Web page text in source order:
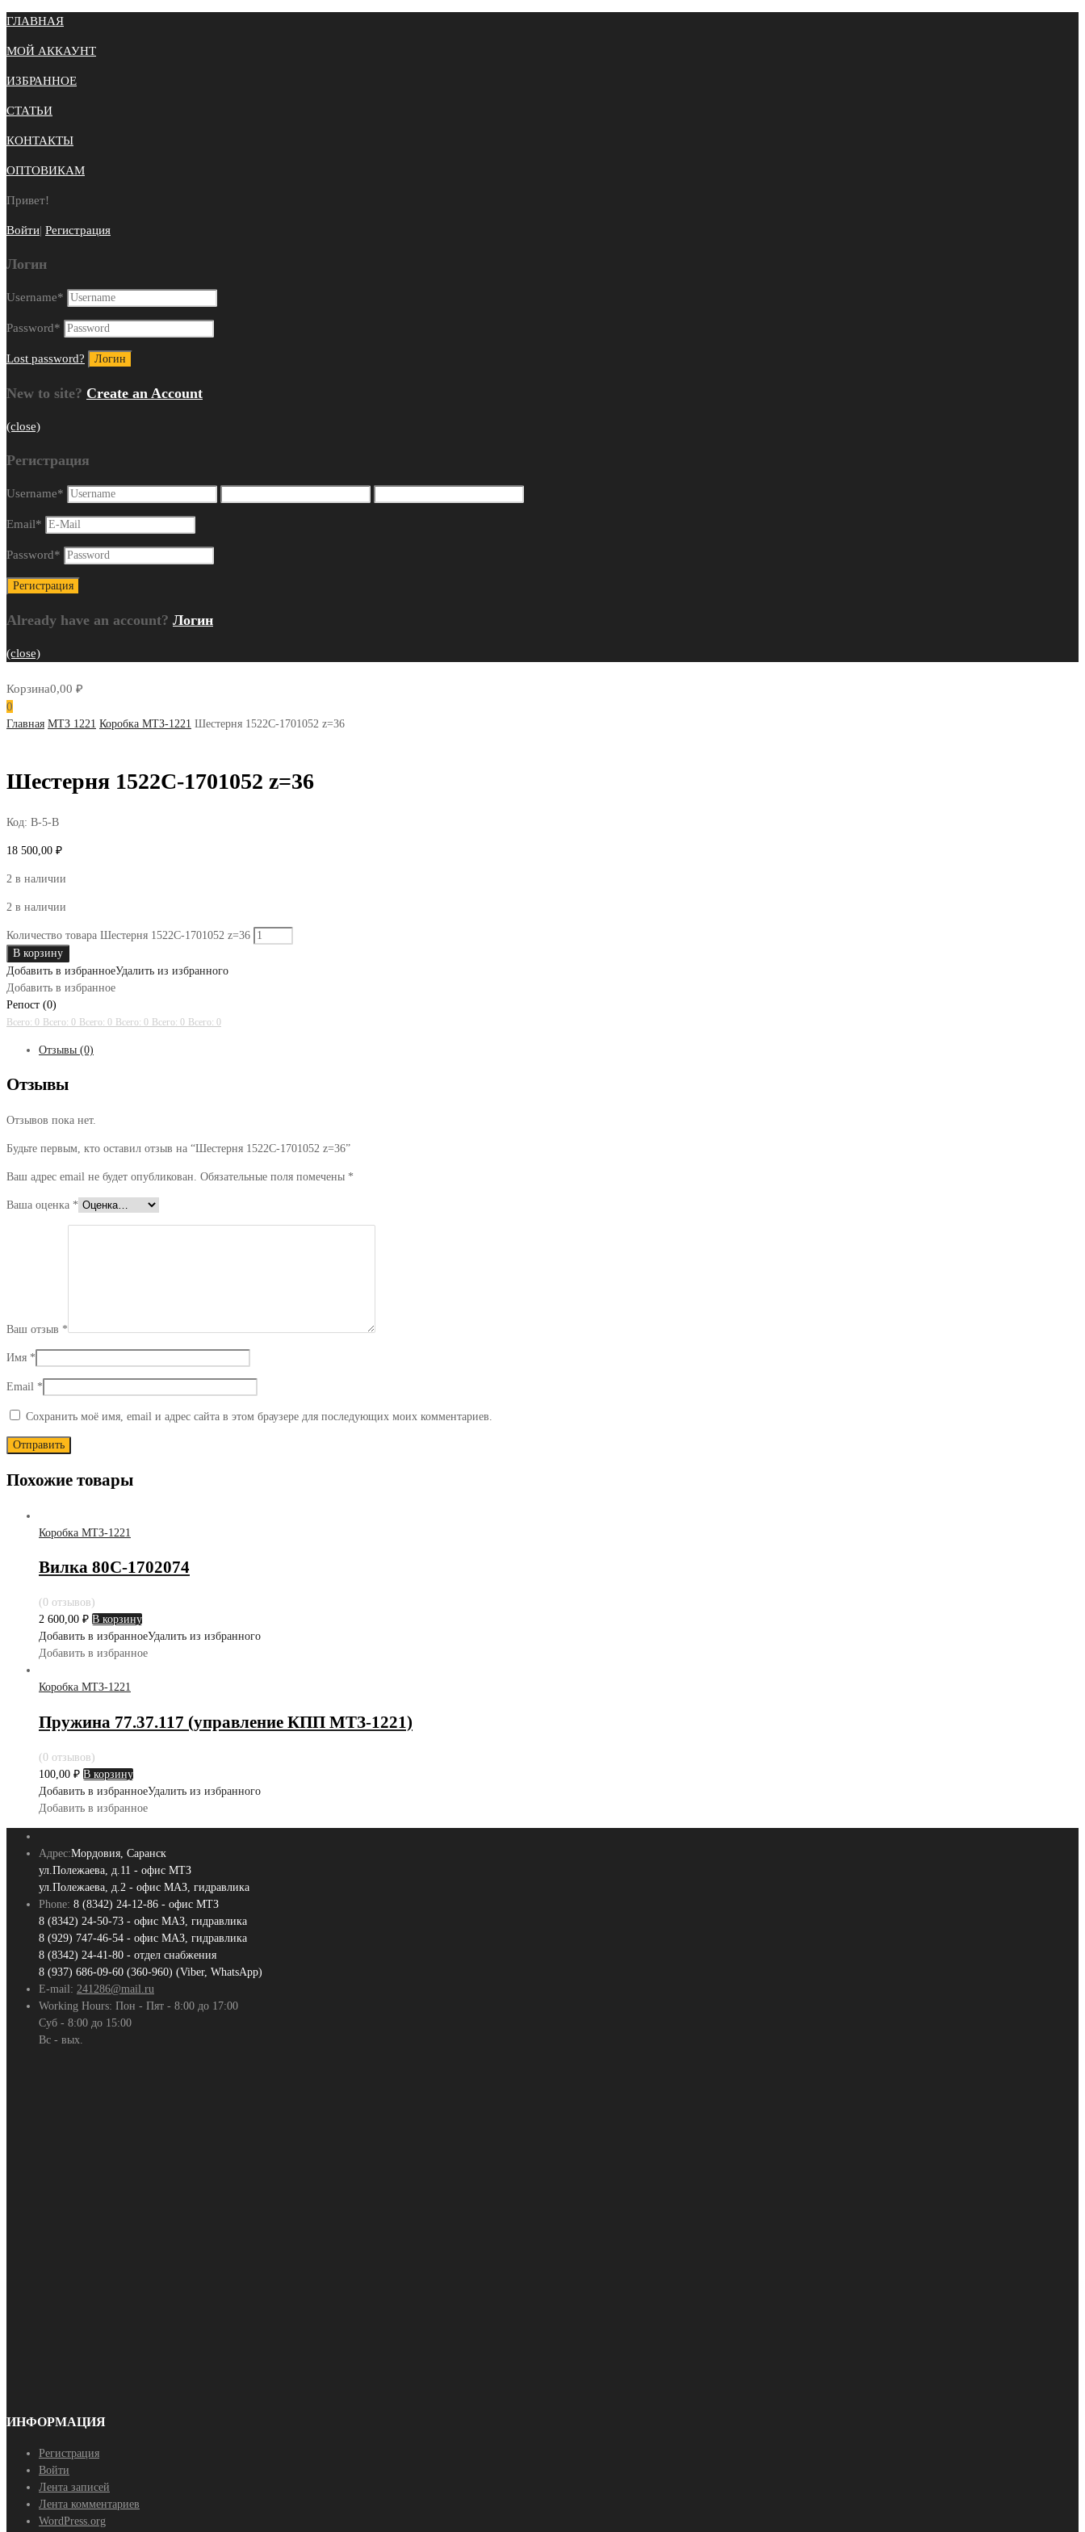
ГЛАВНАЯ
МОЙ АККАУНТ
ИЗБРАННОЕ
СТАТЬИ
КОНТАКТЫ
ОПТОВИКАМ
Привет!
Войти| Регистрация
Логин
Username*
Password*
Lost password?
New to site? Create an Account
(close)
Регистрация
Username*
Email*
Password*
Already have an account? Логин
(close)
Корзина0,00 ₽
0
Главная МТЗ 1221 Коробка МТЗ-1221 Шестерня 1522С-1701052 z=36
Шестерня 1522С-1701052 z=36
Код: В-5-В
18 500,00 ₽
2 в наличии
2 в наличии
Количество товара Шестерня 1522С-1701052 z=36
В корзину
Добавить в избранноеУдалить из избранного
Добавить в избранное
Репост (0)
Всего: 0 Всего: 0 Всего: 0 Всего: 0 Всего: 0 Всего: 0
Отзывы (0)
Отзывы
Отзывов пока нет.
Будьте первым, кто оставил отзыв на “Шестерня 1522С-1701052 z=36”
Ваш адрес email не будет опубликован. Обязательные поля помечены *
Ваша оценка *
Ваш отзыв *
Имя *
Email *
Сохранить моё имя, email и адрес сайта в этом браузере для последующих моих комментариев.
Похожие товары
Коробка МТЗ-1221
Вилка 80С-1702074
(0 отзывов)
2 600,00 ₽ В корзину
Добавить в избранноеУдалить из избранного
Добавить в избранное
Коробка МТЗ-1221
Пружина 77.37.117 (управление КПП МТЗ-1221)
(0 отзывов)
100,00 ₽ В корзину
Добавить в избранноеУдалить из избранного
Добавить в избранное
Адрес:Мордовия, Саранск
ул.Полежаева, д.11 - офис МТЗ
ул.Полежаева, д.2 - офис МАЗ, гидравлика
Phone: 8 (8342) 24-12-86 - офис МТЗ
8 (8342) 24-50-73 - офис МАЗ, гидравлика
8 (929) 747-46-54 - офис МАЗ, гидравлика
8 (8342) 24-41-80 - отдел снабжения
8 (937) 686-09-60 (360-960) (Viber, WhatsApp)
E-mail: 241286@mail.ru
Working Hours: Пон - Пят - 8:00 до 17:00
Суб - 8:00 до 15:00
Вс - вых.
ИНФОРМАЦИЯ
Регистрация
Войти
Лента записей
Лента комментариев
WordPress.org